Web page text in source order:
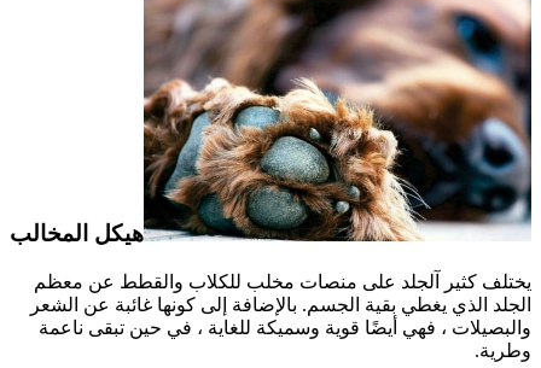
هيكل المخالب
يختلف كثير آلجلد على منصات مخلب للكلاب والقطط عن معظم
الجلد الذي يغطي بقية الجسم. بالإضافة إلى كونها غائبة عن الشعر
والبصيلات ، فهي أيضًا قوية وسميكة للغاية ، في حين تبقى ناعمة
وطرية.